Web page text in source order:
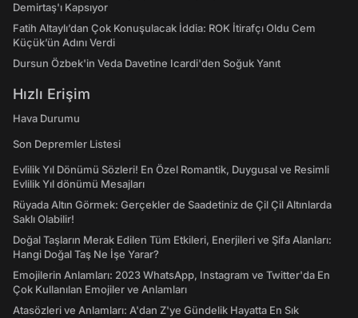
Demirtaş'ı Kapsıyor
Fatih Altaylı’dan Çok Konuşulacak İddia: ROK İtirafçı Oldu Cem
Küçük’ün Adını Verdi
Dursun Özbek'in Veda Davetine Icardi'den Soğuk Yanıt
Hızlı Erişim
Hava Durumu
Son Depremler Listesi
Evlilik Yıl Dönümü Sözleri! En Özel Romantik, Duygusal ve Resimli
Evlilik Yıl dönümü Mesajları
Rüyada Altın Görmek: Gerçekler de Saadetiniz de Çil Çil Altınlarda
Saklı Olabilir!
Doğal Taşların Merak Edilen Tüm Etkileri, Enerjileri ve Şifa Alanları:
Hangi Doğal Taş Ne İşe Yarar?
Emojilerin Anlamları: 2023 WhatsApp, Instagram ve Twitter'da En
Çok Kullanılan Emojiler ve Anlamları
Atasözleri ve Anlamları: A'dan Z'ye Gündelik Hayatta En Sık